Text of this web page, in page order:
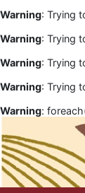
Warning: Trying
Warning: Trying
Warning: Trying
Warning: Trying
Warning: